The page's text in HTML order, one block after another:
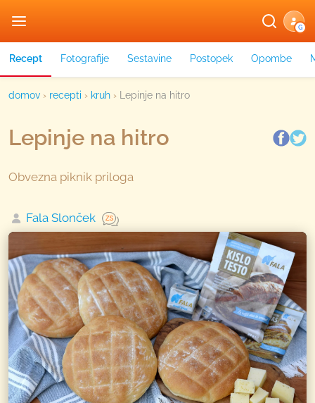
G
Recept Fotografije Sestavine Postopek Opombe
domov › recepti › kruh › Lepinje na hitro
Lepinje na hitro
Obvezna piknik priloga
Fala Slonček